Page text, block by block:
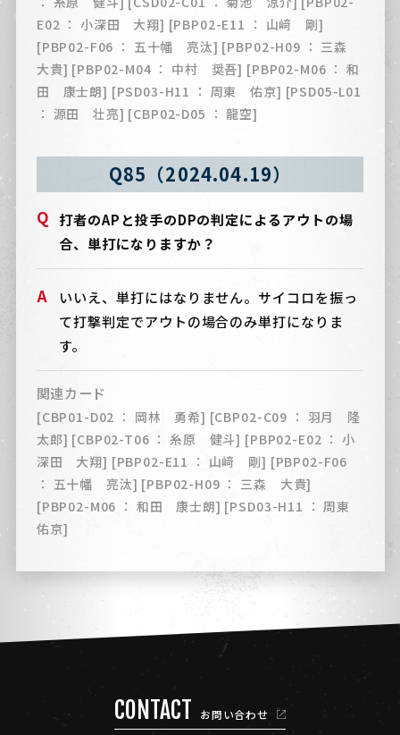
E02 ： 小深田 大翔] [PBP02-E11 ： 山﨑 剛]
[PBP02-F06 ： 五十幡 亮汰] [PBP02-H09 ： 三森
大貴] [PBP02-M04 ： 中村 奨吾] [PBP02-M06 ： 和
田 康士朗] [PSD03-H11 ： 周東 佑京] [PSD05-L01
： 源田 壮亮] [CBP02-D05 ： 龍空]
Q85（2024.04.19）
打者のAPと投手のDPの判定によるアウトの場
合、単打になりますか？
いいえ、単打にはなりません。サイコロを振っ
て打撃判定でアウトの場合のみ単打になりま
す。
関連カード
[CBP01-D02 ： 岡林 勇希] [CBP02-C09 ： 羽月 隆
太郎] [CBP02-T06 ： 糸原 健斗] [PBP02-E02 ： 小
深田 大翔] [PBP02-E11 ： 山﨑 剛] [PBP02-F06
： 五十幡 亮汰] [PBP02-H09 ： 三森 大貴]
[PBP02-M06 ： 和田 康士朗] [PSD03-H11 ： 周東
佑京]
CONTACT お問い合わせ